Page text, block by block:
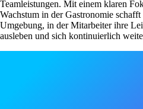
Teamleistungen. Mit einem klaren
Wachstum in der Gastronomie
Umgebung, in der Mitarbeiter ihre
ausleben und sich kontinuierlich